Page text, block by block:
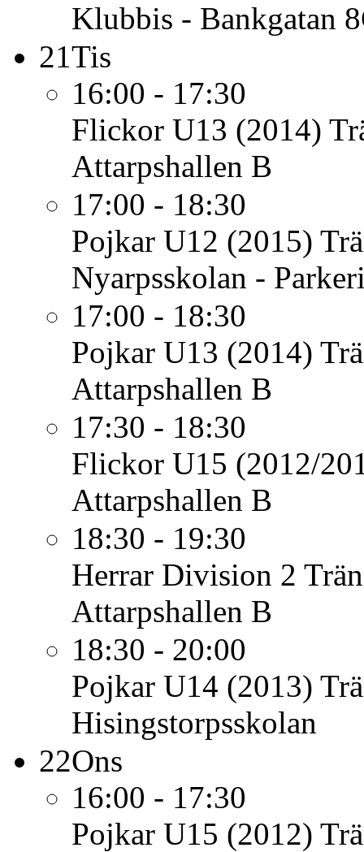
Klubbis - Bankgatan
21Tis
16:00 - 17:30
Flickor U13 (2014)
Attarpshallen B
17:00 - 18:30
Pojkar U12 (2015)
Nyarpsskolan -
17:00 - 18:30
Pojkar U13 (2014)
Attarpshallen B
17:30 - 18:30
Flickor U15 (2012/
Attarpshallen B
18:30 - 19:30
Herrar Division 2
Attarpshallen B
18:30 - 20:00
Pojkar U14 (2013)
Hisingstorpsskolan
22Ons
16:00 - 17:30
Pojkar U15 (2012)